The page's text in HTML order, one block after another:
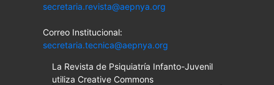
secretaria.revista@aepnya.org
Correo Institucional:
secretaria.tecnica@aepnya.org
La Revista de Psiquiatría Infanto-Juvenil
utiliza Creative Commons